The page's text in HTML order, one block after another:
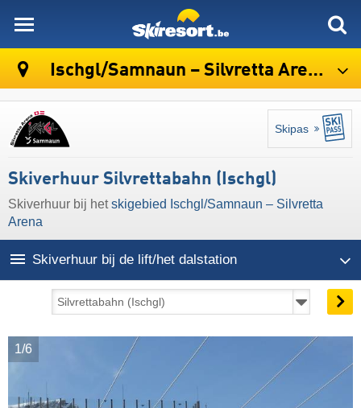
Ischgl/​Samnaun – Silvretta Arena
Skipas
Skiverhuur Silvrettabahn (Ischgl)
Skiverhuur bij hetskigebied Ischgl/​Samnaun – Silvretta
Arena
Skiverhuur bij de lift/het dalstation
1/6